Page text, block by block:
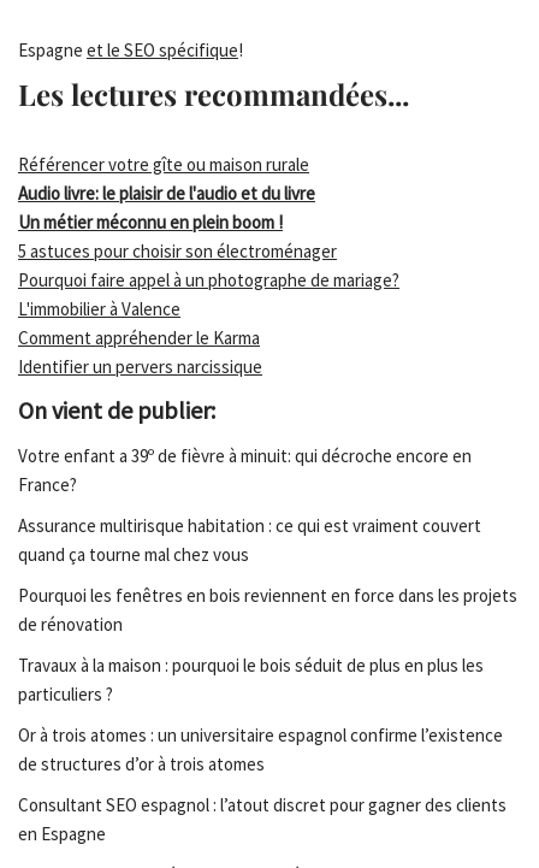
Espagne et le SEO spécifique!
Les lectures recommandées...
Référencer votre gîte ou maison rurale
Audio livre: le plaisir de l'audio et du livre
Un métier méconnu en plein boom !
5 astuces pour choisir son électroménager
Pourquoi faire appel à un photographe de mariage?
L'immobilier à Valence
Comment appréhender le Karma
Identifier un pervers narcissique
On vient de publier:
Votre enfant a 39º de fièvre à minuit: qui décroche encore en
France?
Assurance multirisque habitation : ce qui est vraiment couvert
quand ça tourne mal chez vous
Pourquoi les fenêtres en bois reviennent en force dans les projets
de rénovation
Travaux à la maison : pourquoi le bois séduit de plus en plus les
particuliers ?
Or à trois atomes : un universitaire espagnol confirme l’existence
de structures d’or à trois atomes
Consultant SEO espagnol : l’atout discret pour gagner des clients
en Espagne